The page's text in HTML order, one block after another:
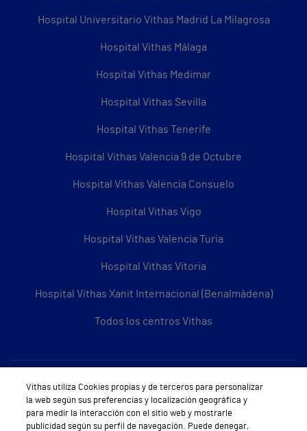
Hospital Universitario Vithas Madrid La Milagrosa
Hospital Vithas Málaga
Hospital Vithas Medimar
Hospital Vithas Sevilla
Hospital Vithas Tenerife
Hospital Vithas Valencia 9 de Octubre
Hospital Vithas Valencia Consuelo
Hospital Vithas Vigo
Hospital Vithas Valencia Turia
Hospital Vithas Vitoria
Hospital Vithas Xanit Internacional (Benalmádena)
Todos los centros Vithas
Sobre Vithas
Quiénes somos
Vithas utiliza Cookies propias y de terceros para personalizar
la web según sus preferencias y localización geográfica y
para medir la interacción con el sitio web y mostrarle
publicidad según su perfil de navegación. Puede denegar,